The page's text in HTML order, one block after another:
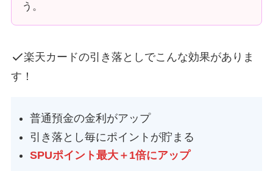
う。
楽天カードの引き落としでこんな効果がありま
す！
普通預金の金利がアップ
引き落とし毎にポイントが貯まる
SPUポイント最大＋1倍にアップ